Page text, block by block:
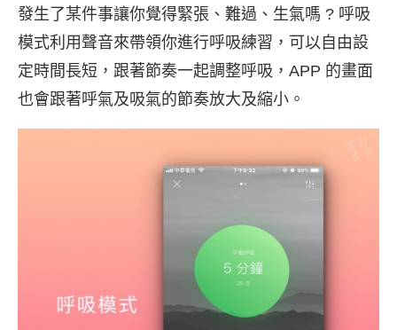
發生了某件事讓你覺得緊張、難過、生氣嗎 ? 呼吸
模式利用聲音來帶領你進行呼吸練習，可以自由設
定時間長短，跟著節奏一起調整呼吸，APP 的畫面
也會跟著呼氣及吸氣的節奏放大及縮小。